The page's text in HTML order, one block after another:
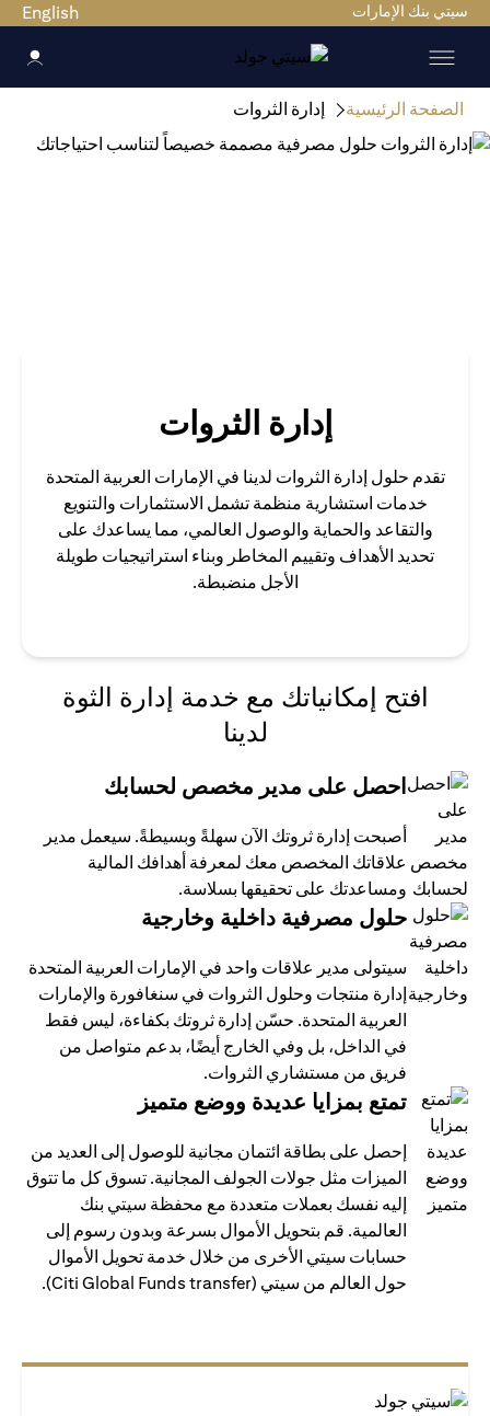
بنك الإمارات English
الرئيسية إدارة الثروات
إدارة الثروات
تقدم حلول إدارة الثروات لدينا في الإمارات العربية المتحدة
خدمات استشارية منظمة تشمل الاستثمارات والتنويع
والتقاعد والحماية والوصول العالمي، مما يساعدك على
تحديد الأهداف وتقييم المخاطر وبناء استراتيجيات طويلة
الأجل منضبطة.
افتح إمكانياتك مع خدمة إدارة الثوة
لدينا
احصل على مدير مخصص لحسابك
أصبحت إدارة ثروتك الآن سهلةً وبسيطةً. سيعمل مدير
علاقاتك المخصص معك لمعرفة أهدافك المالية
ومساعدتك على تحقيقها بسلاسة.
حلول مصرفية داخلية وخارجية
سيتولى مدير علاقات واحد في الإمارات العربية المتحدة
إدارة منتجات وحلول الثروات في سنغافورة والإمارات
العربية المتحدة. حسّن إدارة ثروتك بكفاءة، ليس فقط
في الداخل، بل وفي الخارج أيضًا، بدعم متواصل من
فريق من مستشاري الثروات.
تمتع بمزايا عديدة ووضع متميز
إحصل على بطاقة ائتمان مجانية للوصول إلى العديد من
الميزات مثل جولات الجولف المجانية. تسوق كل ما تتوق
إليه نفسك بعملات متعددة مع محفظة سيتي بنك
العالمية. قم بتحويل الأموال بسرعة وبدون رسوم إلى
حسابات سيتي الأخرى من خلال خدمة تحويل الأموال
حول العالم من سيتي (Citi Global Funds transfer).